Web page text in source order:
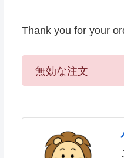
Thank you for your
無効な注文